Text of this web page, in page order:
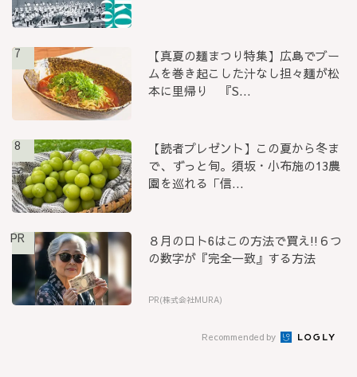
7
【真夏の麺まつり特集】広島でブー
ムを巻き起こした汁なし担々麺が松
本に里帰り 『S...
8
【読者プレゼント】この夏から冬ま
で、ずっと旬。須坂・小布施の13農
園を巡れる「信...
PR
８月のロト6はこの方法で買え!!６つ
の数字が『完全一致』する方法
PR(株式会社MURA)
Recommended by